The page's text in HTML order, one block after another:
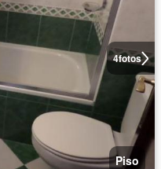
4fotos
Piso